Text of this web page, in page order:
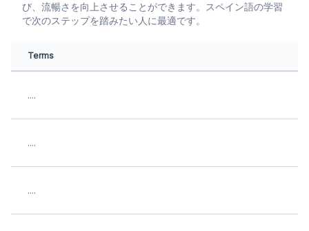
び、流暢さを向上させることができます。スペイン語の学習
で次のステップを踏みたい人に最適です。
Terms
....
....
....